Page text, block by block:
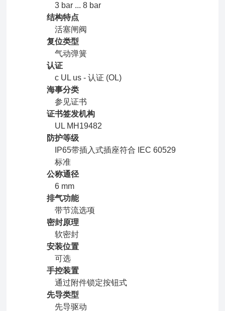
3 bar ... 8 bar
结构特点
活塞闸阀
复位类型
气动弹簧
认证
c UL us - 认证 (OL)
海事分类
参见证书
证书签发机构
UL MH19482
防护等级
IP65带插入式插座符合 IEC 60529
标准
公称通径
6 mm
排气功能
带节流选项
密封原理
软密封
安装位置
可选
手控装置
通过附件锁定按钮式
先导类型
先导驱动